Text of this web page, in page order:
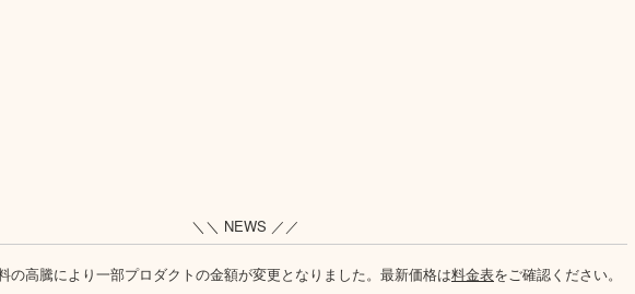
＼＼ NEWS ／／
の高騰により一部プロダクトの金額が変更となりました。最新価格は料金表をご確認ください。